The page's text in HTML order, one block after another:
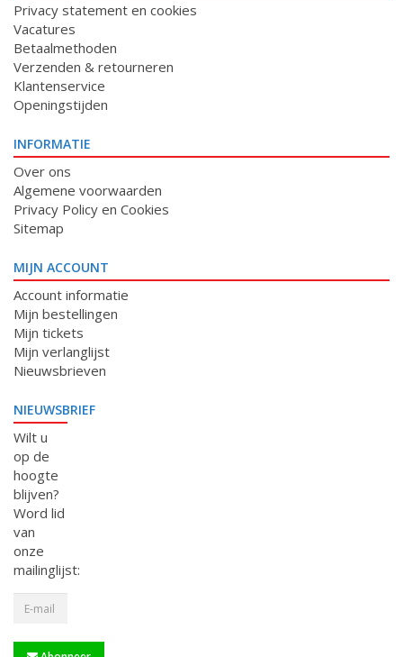
Privacy statement en cookies
Vacatures
Betaalmethoden
Verzenden & retourneren
Klantenservice
Openingstijden
INFORMATIE
Over ons
Algemene voorwaarden
Privacy Policy en Cookies
Sitemap
MIJN ACCOUNT
Account informatie
Mijn bestellingen
Mijn tickets
Mijn verlanglijst
Nieuwsbrieven
NIEUWSBRIEF
Wilt u
op de
hoogte
blijven?
Word lid
van
onze
mailinglijst: